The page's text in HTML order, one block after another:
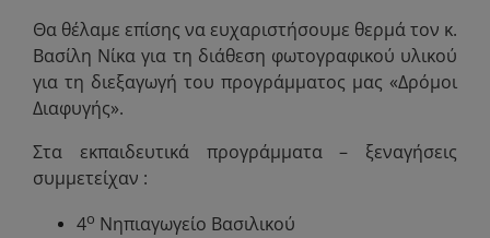
Θα θέλαμε επίσης να ευχαριστήσουμε θερμά τον κ.
Βασίλη Νίκα για τη διάθεση φωτογραφικού υλικού
για τη διεξαγωγή του προγράμματος μας «Δρόμοι
Διαφυγής».
Στα εκπαιδευτικά προγράμματα – ξεναγήσεις
συμμετείχαν :
4ο Νηπιαγωγείο Βασιλικού